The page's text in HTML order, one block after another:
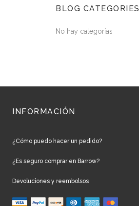
BLOG CATEGORIES
No hay categorías
INFORMACIÓN
¿Cómo puedo hacer un pedido?
¿Es seguro comprar en Barrow?
Devoluciones y reembolsos